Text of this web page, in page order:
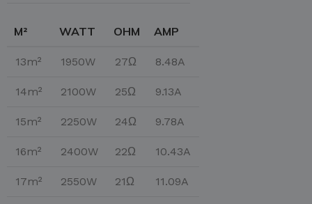
M² WATT OHM AMP
13m² 1950W 27Ω 8.48A
14m² 2100W 25Ω 9.13A
15m² 2250W 24Ω 9.78A
16m² 2400W 22Ω 10.43A
17m² 2550W 21Ω 11.09A